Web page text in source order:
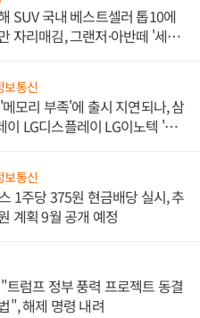
SUV 국내 베스트셀러 톱10에
자리매김, 그랜저·아반떼 '세단
보통신
모리 부족'에 출시 지연되나, 삼
이 LG디스플레이 LG이노텍 '탈
보통신
1주당 375원 현금배당 실시, 추
계획 9월 공개 예정
트럼프 정부 풍력 프로젝트 동결
", 해제 명령 내려